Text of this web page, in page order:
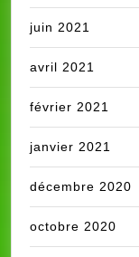
juin 2021
avril 2021
février 2021
janvier 2021
décembre 2020
octobre 2020